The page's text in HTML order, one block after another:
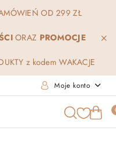
OD 299 ZŁ
ORAZ PROMOCJE
z kodem WAKACJE
Moje konto